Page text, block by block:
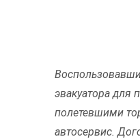
эвакуатора для
полетевшими
автосервис.